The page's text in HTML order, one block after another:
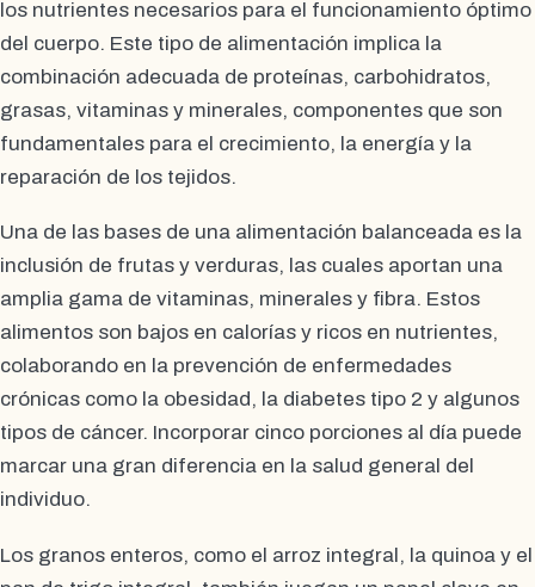
los nutrientes necesarios para el funcionamiento óptimo
del cuerpo. Este tipo de alimentación implica la
combinación adecuada de proteínas, carbohidratos,
grasas, vitaminas y minerales, componentes que son
fundamentales para el crecimiento, la energía y la
reparación de los tejidos.
Una de las bases de una alimentación balanceada es la
inclusión de frutas y verduras, las cuales aportan una
amplia gama de vitaminas, minerales y fibra. Estos
alimentos son bajos en calorías y ricos en nutrientes,
colaborando en la prevención de enfermedades
crónicas como la obesidad, la diabetes tipo 2 y algunos
tipos de cáncer. Incorporar cinco porciones al día puede
marcar una gran diferencia en la salud general del
individuo.
Los granos enteros, como el arroz integral, la quinoa y el